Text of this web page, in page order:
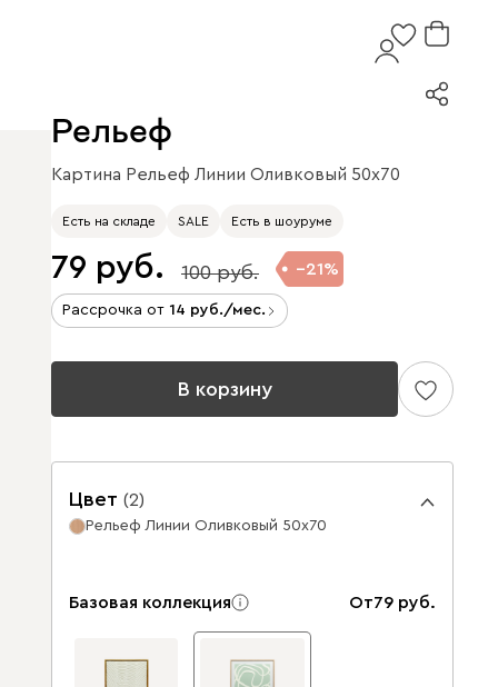
Рельеф
Картина Рельеф Линии Оливковый 50x70
Есть на складе SALE Есть в шоуруме
79 100 21
Рассрочка от 14 /мес.
В корзину
Цвет (2)
Рельеф Линии Оливковый 50x70
Базовая коллекция От79